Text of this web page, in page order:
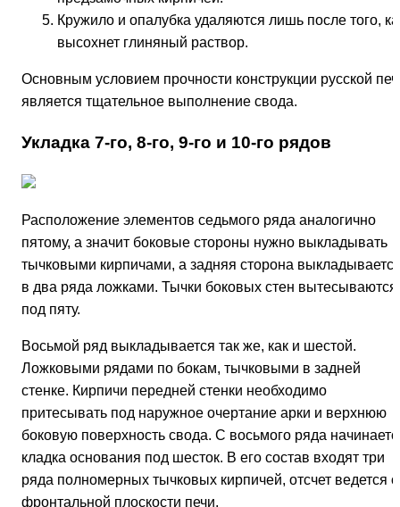
Кружило и опалубка удаляются лишь после того,
высохнет глиняный раствор.
Основным условием прочности конструкции русской
является тщательное выполнение свода.
Укладка 7-го, 8-го, 9-го и 10-го рядов
Расположение элементов седьмого ряда аналогично
пятому, а значит боковые стороны нужно выкладывать
тычковыми кирпичами, а задняя сторона
в два ряда ложками. Тычки боковых стен вытесываются
под пяту.
Восьмой ряд выкладывается так же, как и шестой.
Ложковыми рядами по бокам, тычковыми в задней
стенке. Кирпичи передней стенки необходимо
притесывать под наружное очертание арки и верхнюю
боковую поверхность свода. С восьмого ряда
кладка основания под шесток. В его состав входят три
ряда полномерных тычковых кирпичей, отсчет ведется
фронтальной плоскости печи.